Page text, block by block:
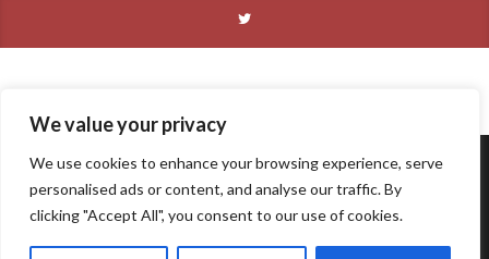
We value your privacy
We use cookies to enhance your browsing experience, serve
personalised ads or content, and analyse our traffic. By
clicking "Accept All", you consent to our use of cookies.
プライバシーポリシー 私たち家族について
お問い合わせ
site map